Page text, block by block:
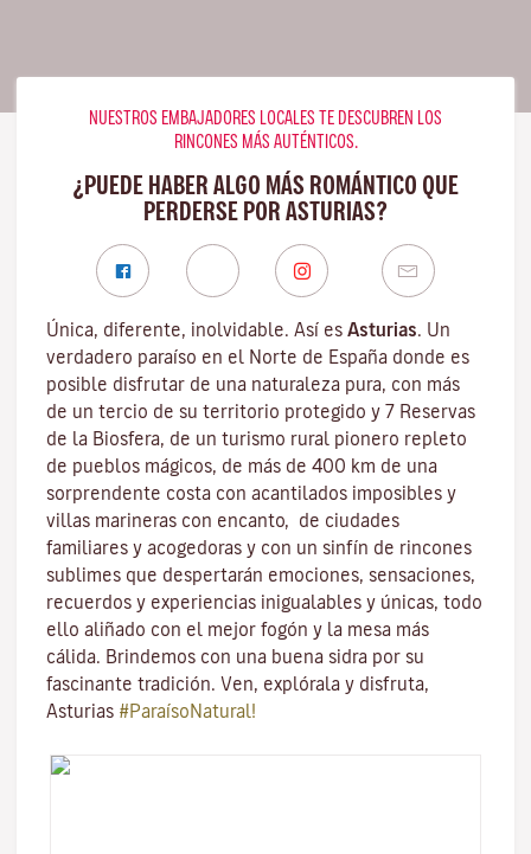
NUESTROS EMBAJADORES LOCALES TE DESCUBREN LOS
RINCONES MÁS AUTÉNTICOS.
¿PUEDE HABER ALGO MÁS ROMÁNTICO QUE
PERDERSE POR ASTURIAS?
Única, diferente, inolvidable. Así es Asturias. Un
verdadero paraíso en el Norte de España donde es
posible disfrutar de una naturaleza pura, con más
de un tercio de su territorio protegido y 7 Reservas
de la Biosfera, de un turismo rural pionero repleto
de pueblos mágicos, de más de 400 km de una
sorprendente costa con acantilados imposibles y
villas marineras con encanto, de ciudades
familiares y acogedoras y con un sinfín de rincones
sublimes que despertarán emociones, sensaciones,
recuerdos y experiencias inigualables y únicas, todo
ello aliñado con el mejor fogón y la mesa más
cálida. Brindemos con una buena sidra por su
fascinante tradición. Ven, explórala y disfruta,
Asturias #ParaísoNatural!